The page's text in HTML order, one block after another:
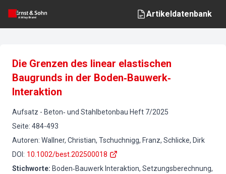
Artikeldatenbank
Die Grenzen des linear elastischen
Baugrunds in der Boden‐Bauwerk‐
Interaktion
Aufsatz - Beton‐ und Stahlbetonbau Heft 7/2025
Seite: 484-493
Autoren: Wallner, Christian, Tschuchnigg, Franz, Schlicke, Dirk
DOI : 10.1002/best.202500018
Stichworte: Boden‐Bauwerk Interaktion, Setzungsberechnung,